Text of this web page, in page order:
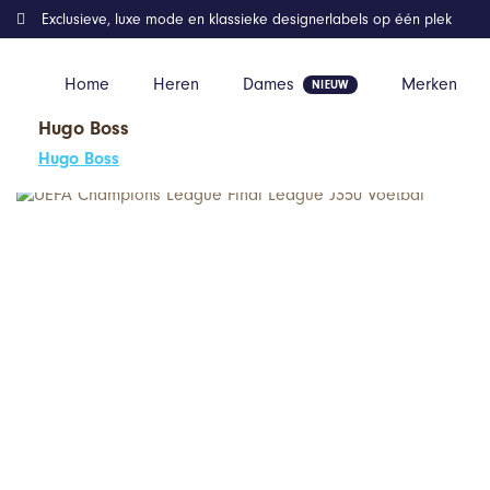
Home Heren Dames Merken
Exclusieve, luxe mode en klassieke designerlabels op één plek
Hugo Boss
Hugo Boss
Home Kleding